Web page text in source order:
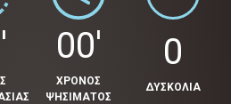
00'
ΧΡΟΝΟΣ
ΨΗΣΙΜΑΤΟΣ
0
ΔΥΣΚΟΛΙΑ